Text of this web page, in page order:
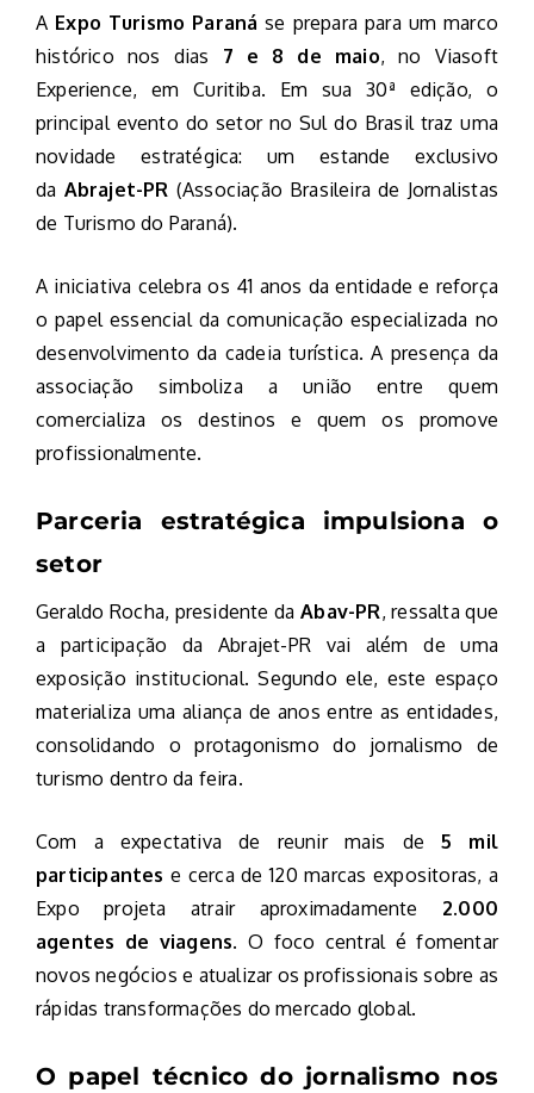
A Expo Turismo Paraná se prepara para um marco
histórico nos dias 7 e 8 de maio, no Viasoft
Experience, em Curitiba. Em sua 30ª edição, o
principal evento do setor no Sul do Brasil traz uma
novidade estratégica: um estande exclusivo
da Abrajet-PR (Associação Brasileira de Jornalistas
de Turismo do Paraná).
A iniciativa celebra os 41 anos da entidade e reforça
o papel essencial da comunicação especializada no
desenvolvimento da cadeia turística. A presença da
associação simboliza a união entre quem
comercializa os destinos e quem os promove
profissionalmente.
Parceria estratégica impulsiona o
setor
Geraldo Rocha, presidente daAbav-PR, ressalta que
a participação da Abrajet-PR vai além de uma
exposição institucional. Segundo ele, este espaço
materializa uma aliança de anos entre as entidades,
consolidando o protagonismo do jornalismo de
turismo dentro da feira.
Com a expectativa de reunir mais de5 mil
participantes e cerca de 120 marcas expositoras, a
Expo projeta atrair aproximadamente 2.000
agentes de viagens. O foco central é fomentar
novos negócios e atualizar os profissionais sobre as
rápidas transformações do mercado global.
O papel técnico do jornalismo nos